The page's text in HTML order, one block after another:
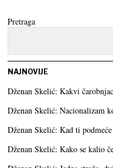
Pretraga
NAJNOVIJE
Dženan Skelić: Kakvi
Dženan Skelić: Nacionalizam
Dženan Skelić: Kad ti
Dženan Skelić: Kako se kalio